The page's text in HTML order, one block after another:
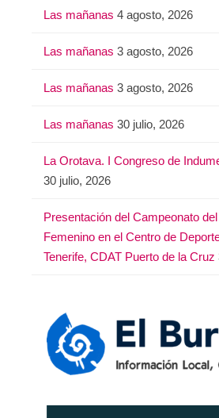
Las mañanas 4 agosto, 2026
Las mañanas 3 agosto, 2026
Las mañanas 3 agosto, 2026
Las mañanas 30 julio, 2026
La Orotava. I Congreso de
30 julio, 2026
Presentación del Campeonato del
Femenino en el Centro de
Tenerife, CDAT Puerto de la Cruz